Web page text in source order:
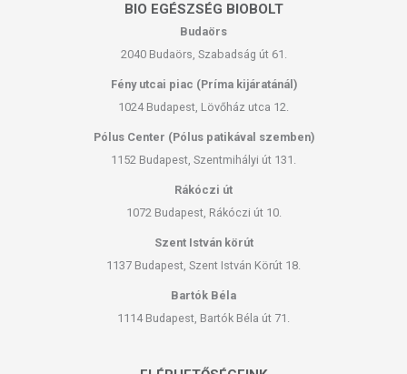
Az oldalunkon lévő adatokat folyamatosan frissítjük, törekszünk arra,
hogy naprakészek legyenek. Szeretnénk felhívni azonban a figyelmet,
termékfotókat, tápérték-, összetétel-, és allergén információkat is) csak
tájékoztató jellegűek, a tényleges értékek eltérhetnek az élelmiszerek
Az étrend-kiegészítők az érvényben levő európai uniós szabályozás
szerint élelmiszereknek minősülnek, amelyek a hagyományos étrend
kiegészítését szolgálják, és koncentrált formában tartalmaznak
rendelkezhetnek, amely egyénenként eltérő lehet, jelölésük,
megjelenítésük, és reklámozásuk során nem engedélyezett a
készítményeknek betegséget megelőző vagy gyógyító hatást
A termék nem helyettesíti a kiegyensúlyozott, vegyes étrendet és az
BIO EGÉSZSÉG BIOBOLT
Budaörs
2040 Budaörs, Szabadság út 61.
Fény utcai piac (Príma kijáratánál)
1024 Budapest, Lövőház utca 12.
Pólus Center (Pólus patikával szemben)
1152 Budapest, Szentmihályi út 131.
Rákóczi út
1072 Budapest, Rákóczi út 10.
Szent István körút
1137 Budapest, Szent István Körút 18.
Bartók Béla
1114 Budapest, Bartók Béla út 71.